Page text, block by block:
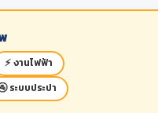
⚡ งานไฟฟ้า
ระบบประปา